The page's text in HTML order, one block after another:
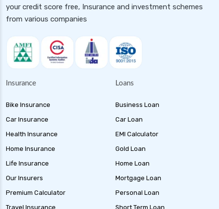
your credit score free, Insurance and investment schemes
from various companies
Insurance
Bike Insurance
Car Insurance
Health Insurance
Home Insurance
Life Insurance
Our Insurers
Premium Calculator
Travel Insurance
Loans
Business Loan
Car Loan
EMI Calculator
Gold Loan
Home Loan
Mortgage Loan
Personal Loan
Short Term Loan